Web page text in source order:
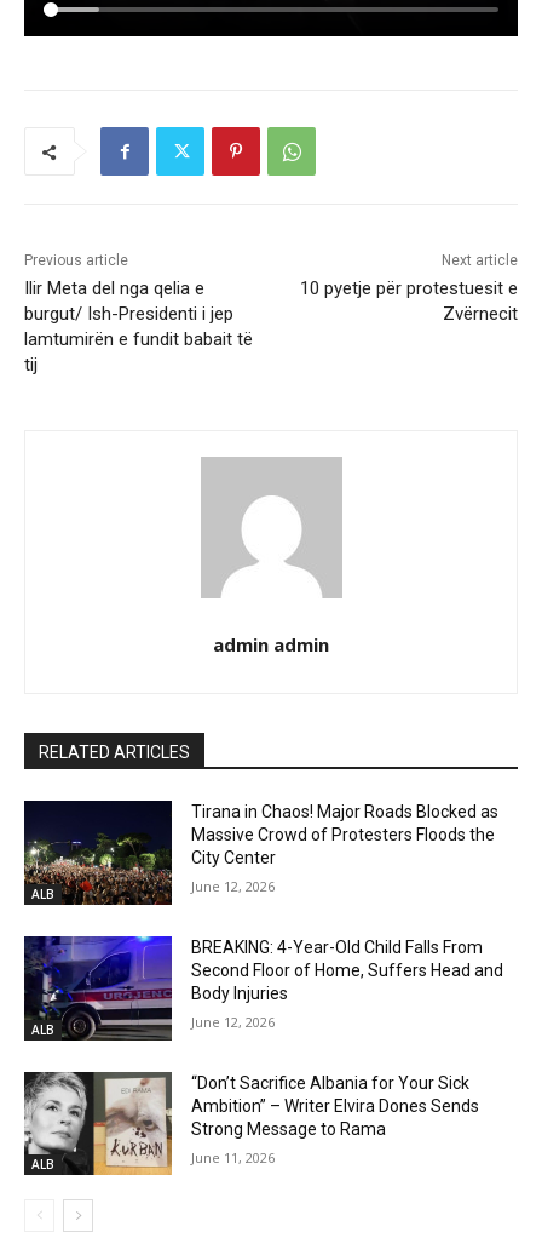
Previous article
Ilir Meta del nga qelia e
burgut/ Ish-Presidenti i jep
lamtumirën e fundit babait të
tij
Next article
10 pyetje për protestuesit e
Zvërnecit
admin admin
RELATED ARTICLES
ALB
Tirana in Chaos! Major Roads Blocked as
Massive Crowd of Protesters Floods the
City Center
June 12, 2026
ALB
BREAKING: 4-Year-Old Child Falls From
Second Floor of Home, Suffers Head and
Body Injuries
June 12, 2026
ALB
“Don’t Sacrifice Albania for Your Sick
Ambition” – Writer Elvira Dones Sends
Strong Message to Rama
June 11, 2026